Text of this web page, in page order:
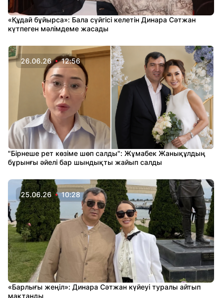
«Құдай бұйырса»: Бала сүйгісі келетін Динара Сәтжан
күтпеген мәлімдеме жасады
26.06.26 12:56
"Бірнеше рет көзіме шөп салды": Жұмабек Жанықұлдың
бұрынғы әйелі бар шындықты жайып салды
25.06.26 10:28
«Барлығы жеңіл»: Динара Сәтжан күйеуі туралы айтып
мақтанды